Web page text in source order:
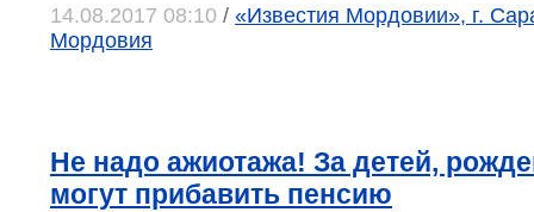
14.08.2017 08:10 / «Известия Мордовии», г.
Мордовия
Не надо ажиотажа! За детей,
могут прибавить пенсию